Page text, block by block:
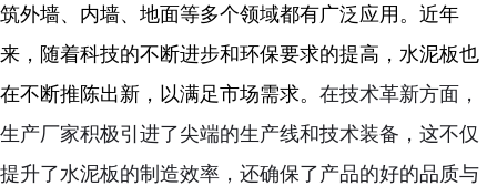
筑外墙、内墙、地面等多个领域都有广泛应用。近年
来，随着科技的不断进步和环保要求的提高，水泥板也
在不断推陈出新，以满足市场需求。 在技术革新方面，
生产厂家积极引进了尖端的生产线和技术装备，这不仅
提升了水泥板的制造效率，还确保了产品的好的品质与